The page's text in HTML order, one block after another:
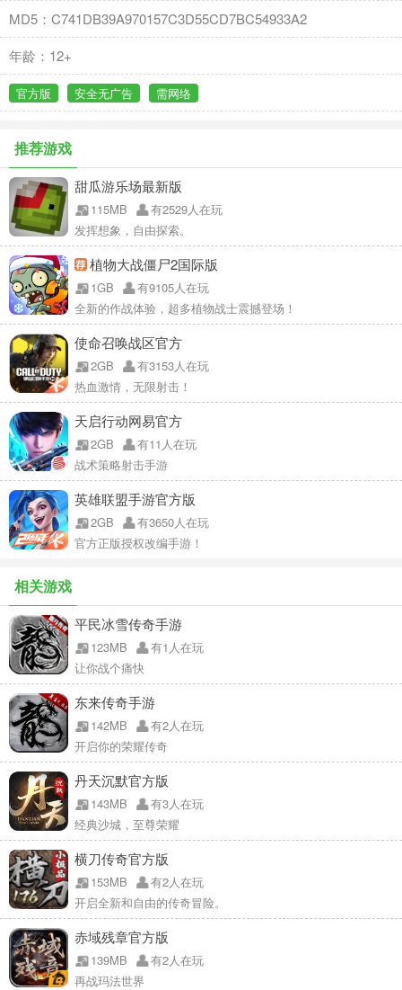
MD5：C741DB39A970157C3D55CD7BC54933A2
年龄：12+
官方版 安全无广告 需网络
推荐游戏
甜瓜游乐场最新版
115MB
有2529人在玩
发挥想象，自由探索。
植物大战僵尸2国际版
1GB
有9105人在玩
全新的作战体验，超多植物战士震撼登场！
使命召唤战区官方
2GB
有3153人在玩
热血激情，无限射击！
天启行动网易官方
2GB
有11人在玩
战术策略射击手游
英雄联盟手游官方版
2GB
有3650人在玩
官方正版授权改编手游！
相关游戏
平民冰雪传奇手游
123MB
有1人在玩
让你战个痛快
东来传奇手游
142MB
有2人在玩
开启你的荣耀传奇
丹天沉默官方版
143MB
有3人在玩
经典沙城，至尊荣耀
横刀传奇官方版
153MB
有2人在玩
开启全新和自由的传奇冒险。
赤域残章官方版
139MB
有2人在玩
再战玛法世界